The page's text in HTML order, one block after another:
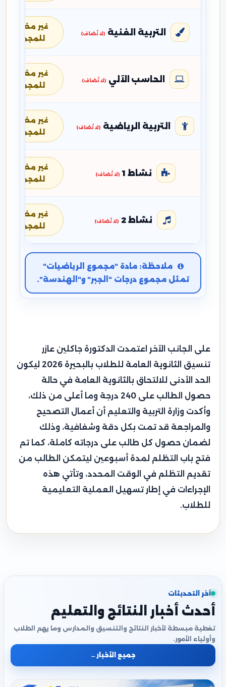
التربية الفنية (لا تُضاف)
غير مضافة
للمجموع
الحاسب الآلي (لا تُضاف)
غير مضافة
للمجموع
التربية الرياضية (لا تُضاف)
غير مضافة
للمجموع
نشاط 1 (لا تُضاف)
غير مضافة
للمجموع
نشاط 2 (لا تُضاف)
غير مضافة
للمجموع
ملاحظة: مادة "مجموع الرياضيات"
تمثل مجموع درجات "الجبر" و"الهندسة".
على الجانب الآخر اعتمدت الدكتورة جاكلين عازر
تنسيق الثانوية العامة للطلاب بالبحيرة 2026 ليكون
الحد الأدنى للالتحاق بالثانوية العامة في حالة
حصول الطالب على 240 درجة وما أعلى من ذلك،
وأكدت وزارة التربية والتعليم أن أعمال التصحيح
والمراجعة قد تمت بكل دقة وشفافية، وذلك
لضمان حصول كل طالب على درجاته كاملة، كما تم
فتح باب التظلم لمدة أسبوعين ليتمكن الطالب من
تقديم التظلم في الوقت المحدد، وتأتي هذه
الإجراءات في إطار تسهيل العملية التعليمية
للطلاب.
آخر التحديثات
أحدث أخبار النتائج والتعليم
تغطية مبسطة لأخبار النتائج والتنسيق والمدارس وما يهم الطلاب
وأولياء الأمور.
جميع الأخبار ←